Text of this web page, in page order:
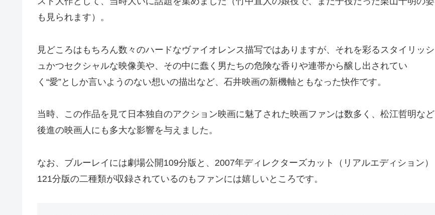
も見られます）。
見どころはもちろん数々のハードなヴァイオレンス描写ではありますが、それを彩るスタイリッシ
ュかつセクシャルな映像美や、その中に蠢く男たちの危険な香りや連帯から醸し出されてい
く“愛”としか言いようのない想いの描出など、石井映画の新機軸ともなった快作です。
当時、この作品を見て日本独自のアクション映画に魅了された映画ファンは数多く、松江哲明など
後進の映画人にも多大な影響を与えました。
なお、ブルーレイには劇場公開109分版と、2007年ディレクターズカット（リアルエディション）
121分版の二種類が収録されているのもファンには嬉しいところです。